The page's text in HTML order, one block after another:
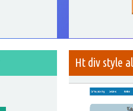
Ht div style